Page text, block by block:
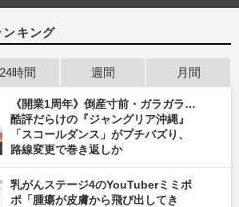
ンキング
24時間 週間 月間
《開業1周年》倒産寸前・ガラガラ…
酷評だらけの『ジャングリア沖縄』
「スコールダンス」がプチバズり、
路線変更で巻き返しか
乳がんステージ4のYouTuberミミポ
ポ「腫瘍が皮膚から飛び出してき